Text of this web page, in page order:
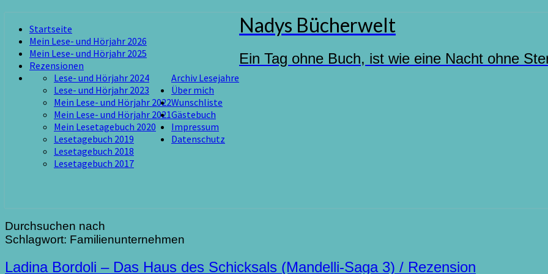
content
Startseite
Mein Lese- und Hörjahr 2026
Mein Lese- und Hörjahr 2025
Rezensionen
Archiv Lesejahre
Lese- und Hörjahr 2024
Lese- und Hörjahr 2023
Mein Lese- und Hörjahr 2022
Mein Lese- und Hörjahr 2021
Mein Lesetagebuch 2020
Lesetagebuch 2019
Lesetagebuch 2018
Lesetagebuch 2017
Über mich
Wunschliste
Gästebuch
Impressum
Datenschutz
Nadys Bücherwelt
Ein Tag ohne Buch, ist wie eine Nacht ohne
Durchsuchen nach
Schlagwort: Familienunternehmen
Ladina
Ladina Bordoli – Das Haus des Schicksals (Mandelli-Saga 3) / Rezension